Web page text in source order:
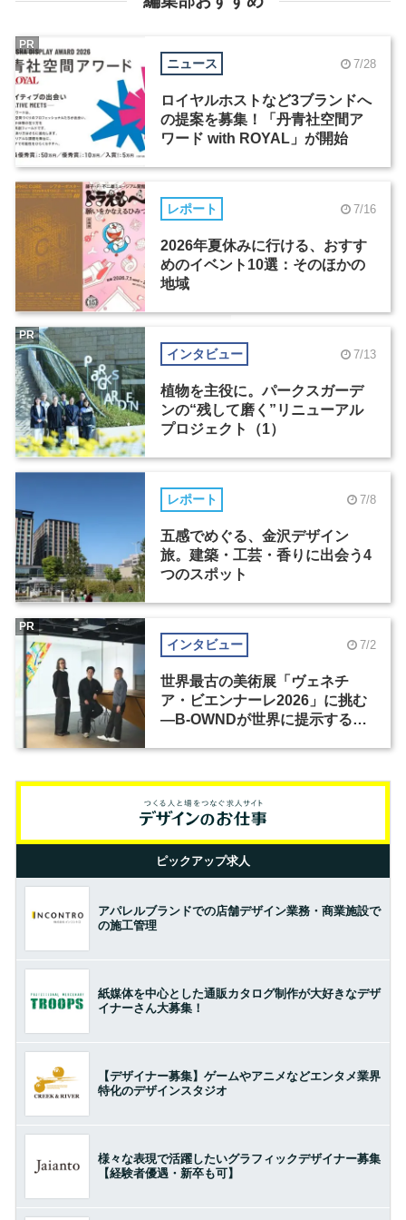
ニュース 7/28
ロイヤルホストなど3ブランドへ
の提案を募集！「丹青社空間ア
ワード with ROYAL」が開始
PR
レポート 7/16
2026年夏休みに行ける、おすす
めのイベント10選：そのほかの
地域
インタビュー 7/13
植物を主役に。パークスガーデ
ンの“残して磨く”リニューアル
プロジェクト（1）
PR
レポート 7/8
五感でめぐる、金沢デザイン
旅。建築・工芸・香りに出会う4
つのスポット
インタビュー 7/2
世界最古の美術展「ヴェネチ
ア・ビエンナーレ2026」に挑む
―B-OWNDが世界に提示する美
PR
ピックアップ求人
アパレルブランドでの店舗デザイン業務・商業施設で
の施工管理
紙媒体を中心とした通販カタログ制作が大好きなデザ
イナーさん大募集！
【デザイナー募集】ゲームやアニメなどエンタメ業界
特化のデザインスタジオ
様々な表現で活躍したいグラフィックデザイナー募集
【経験者優遇・新卒も可】